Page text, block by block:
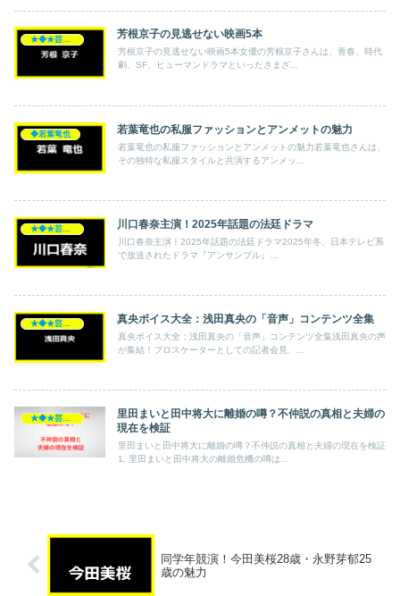
芳根京子の見逃せない映画5本
芳根京子の見逃せない映画5本女優の芳根京子さんは、青春、時代
劇、SF、ヒューマンドラマといったさまざ...
◆若葉竜也 若葉竜也の私服ファッションとアンメットの魅力
若葉竜也の私服ファッションとアンメットの魅力若葉竜也さんは、
その独特な私服スタイルと共演するアンメッ...
川口春奈主演！2025年話題の法廷ドラマ
川口春奈主演！2025年話題の法廷ドラマ2025年冬、日本テレビ系
で放送されたドラマ『アンサンブル』...
真央ボイス大全：浅田真央の「音声」コンテンツ全集
真央ボイス大全：浅田真央の「音声」コンテンツ全集浅田真央の声
が集結！プロスケーターとしての記者会見、...
★◆★芸能人★◆★
里田まいと田中将大に離婚の噂？不仲説の真相と夫婦の
現在を検証
里田まいと田中将大に離婚の噂？不仲説の真相と夫婦の現在を検証
1. 里田まいと田中将大の離婚危機の噂は...
同学年競演！今田美桜28歳・永野芽郁25
歳の魅力